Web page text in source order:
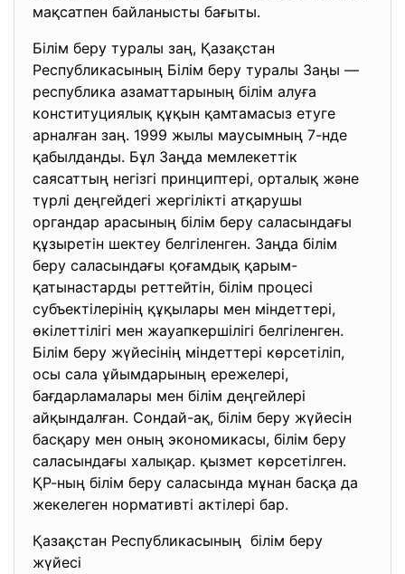
мақсатпен байланысты бағыты.
Білім беру туралы заң, Қазақстан
Республикасының Білім беру туралы Заңы —
республика азаматтарының білім алуға
конституциялық құқын қамтамасыз етуге
арналған заң. 1999 жылы маусымның 7-нде
қабылданды. Бұл Заңда мемлекеттік
саясаттың негізгі принциптері, орталық және
түрлі деңгейдегі жергілікті атқарушы
органдар арасының білім беру саласындағы
құзыретін шектеу белгіленген. Заңда білім
беру саласындағы қоғамдық қарым-
қатынастарды реттейтін, білім процесі
субъектілерінің құқылары мен міндеттері,
өкілеттілігі мен жауапкершілігі белгіленген.
Білім беру жүйесінің міндеттері көрсетіліп,
осы сала ұйымдарының ережелері,
бағдарламалары мен білім деңгейлері
айқындалған. Сондай-ақ, білім беру жүйесін
басқару мен оның экономикасы, білім беру
саласындағы халықар. қызмет көрсетілген.
ҚР-ның білім беру саласында мұнан басқа да
жекелеген нормативті актілері бар.
Қазақстан Республикасының білім беру
жүйесі